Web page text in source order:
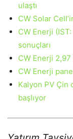
ulaştı
CW Solar
CW Enerji
sonuçları
CW Enerji 2,97
CW Enerji
Kalyon PV Çin
başlıyor